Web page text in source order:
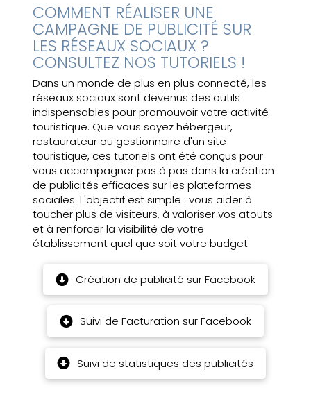
COMMENT RÉALISER UNE
CAMPAGNE DE PUBLICITÉ SUR
LES RÉSEAUX SOCIAUX ?
CONSULTEZ NOS TUTORIELS !
Dans un monde de plus en plus connecté, les
réseaux sociaux sont devenus des outils
indispensables pour promouvoir votre activité
touristique. Que vous soyez hébergeur,
restaurateur ou gestionnaire d'un site
touristique, ces tutoriels ont été conçus pour
vous accompagner pas à pas dans la création
de publicités efficaces sur les plateformes
sociales. L'objectif est simple : vous aider à
toucher plus de visiteurs, à valoriser vos atouts
et à renforcer la visibilité de votre
établissement quel que soit votre budget.
Création de publicité sur Facebook
Suivi de Facturation sur Facebook
Suivi de statistiques des publicités